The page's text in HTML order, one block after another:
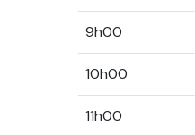
9h00
10h00
11h00